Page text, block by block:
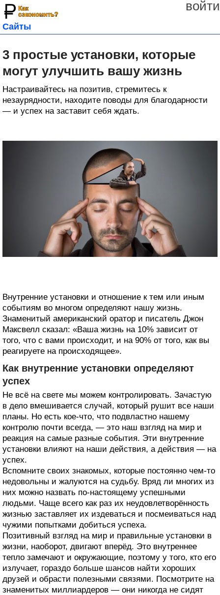
войти
Сайты
3 простые установки, которые
могут улучшить вашу жизнь
Настраивайтесь на позитив, стремитесь к
незаурядности, находите поводы для благодарности
— и успех на заставит себя ждать.
Внутренние установки и отношение к тем или иным
событиям во многом определяют нашу жизнь.
Знаменитый американский оратор и писатель Джон
Максвелл сказал: «Ваша жизнь на 10% зависит от
того, что с вами происходит, и на 90% от того, как вы
реагируете на происходящее».
Как внутренние установки определяют
успех
Не всё на свете мы можем контролировать. Зачастую
в дело вмешивается случай, который рушит все наши
планы. Но есть кое‑что, что подвластно нашему
контролю почти всегда, — это наш взгляд на мир и
реакция на самые разные события. Эти внутренние
установки влияют на наши действия, а действия — на
успех.
Вспомните своих знакомых, которые постоянно чем‑то
недовольны и жалуются на судьбу. Вряд ли многих из
них можно назвать по‑настоящему успешными
людьми. Чаще всего как раз их неудовлетворённость
жизнью заставляет их издеваться и посмеиваться над
чужими попытками добиться успеха.
Позитивный взгляд на мир и правильные установки в
жизни, наоборот, двигают вперёд. Это внутреннее
тепло замечают и окружающие, поэтому у того, кто его
излучает, гораздо больше шансов найти хороших
друзей и обрасти полезными связями. Посмотрите на
знаменитых миллиардеров — они никогда не сидят